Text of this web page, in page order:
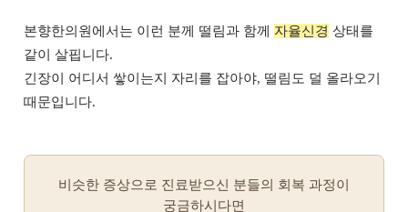
본향한의원에서는 이런 분께 떨림과 함께 자율신경 상태를
같이 살핍니다.
긴장이 어디서 쌓이는지 자리를 잡아야, 떨림도 덜 올라오기
때문입니다.
비슷한 증상으로 진료받으신 분들의 회복 과정이
궁금하시다면